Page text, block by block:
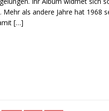
als andere Jahre hat 1968
[…]